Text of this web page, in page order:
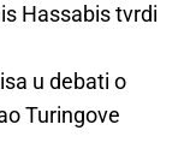
Hassabis tvrdi
u debati o
Turingove